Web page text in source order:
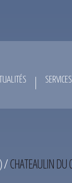
/CHATEAULIN